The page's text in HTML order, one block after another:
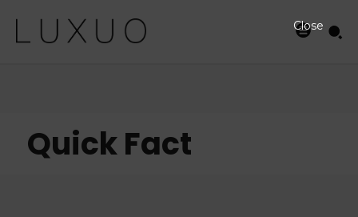
Quick Fact
Close